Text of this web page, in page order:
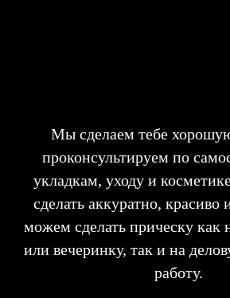
Мы сделаем тебе
проконсультируем по
укладкам, уходу и
сделать аккуратно,
можем сделать прическу как
или вечеринку, так и на
работу.